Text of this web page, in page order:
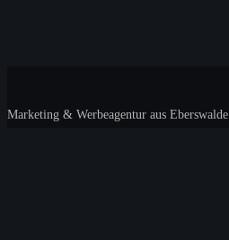
Marketing & Werbeagentur aus Eberswalde